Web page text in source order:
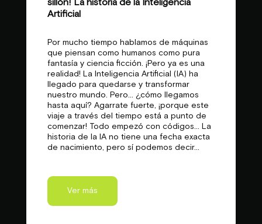
sillón! La historia de la Inteligencia
Artificial
Por mucho tiempo hablamos de máquinas
que piensan como humanos como pura
fantasía y ciencia ficción. ¡Pero ya es una
realidad! La Inteligencia Artificial (IA) ha
llegado para quedarse y transformar
nuestro mundo. Pero… ¿cómo llegamos
hasta aquí? Agarrate fuerte, ¡porque este
viaje a través del tiempo está a punto de
comenzar! Todo empezó con códigos… La
historia de la IA no tiene una fecha exacta
de nacimiento, pero sí podemos decir...
Ver más